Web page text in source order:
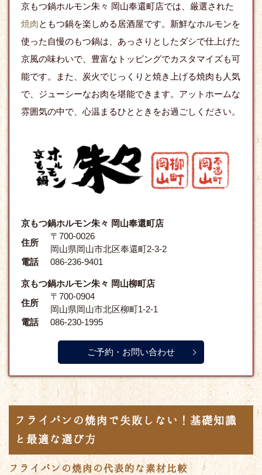
京もつ鍋ホルモン朱々 岡山奉還町店では、厳選された
焼肉ともつ鍋を楽しめる居酒屋です。新鮮なホルモンを
使った自慢のもつ鍋は、あっさりとしたダシで仕上げた
京風の味わいで、豊富なトッピングでカスタマイズも可
能です。また、炭火でじっくりと焼き上げる焼肉も人気
で、ジューシーなお肉を堪能できます。アットホームな
雰囲気の中で、心温まるひとときをお過ごしください。
京もつ鍋ホルモン朱々 岡山奉還町店
住所
〒700-0026
岡山県岡山市北区奉還町2-3-2
電話
086-236-9401
京もつ鍋ホルモン朱々 岡山柳町店
住所
〒700-0904
岡山県岡山市北区柳町1-2-1
電話
086-230-1995
ご予約・お問い合わせ
フライパンの焼肉で失敗しない！基礎知識
と最適な選び方
フライパンの焼肉の代表的な素材比較